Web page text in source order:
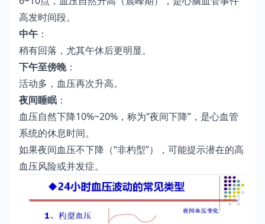
高发时间段。
中午 ：
稍有回落，尤其午休后更明显。
下午至傍晚：
活动多，血压再次升高。
夜间睡眠：
血压自然下降10%~20%，称为“夜间下降”，是心血管
系统的休息时间。
如果夜间血压不下降（“非杓型”），可能提示潜在的高
血压风险或并发症。